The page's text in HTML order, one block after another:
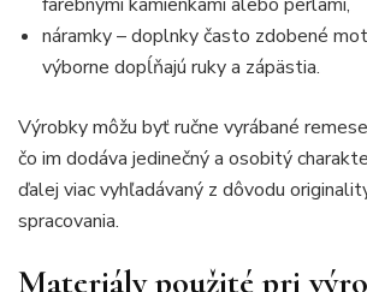
náramky – doplnky často zdobené
výborne dopĺňajú ruky a zápästia.
Výrobky môžu byť ručne vyrábané
čo im dodáva jedinečný a osobitý
ďalej viac vyhľadávaný z dôvodu
spracovania.
Materiály použité pri